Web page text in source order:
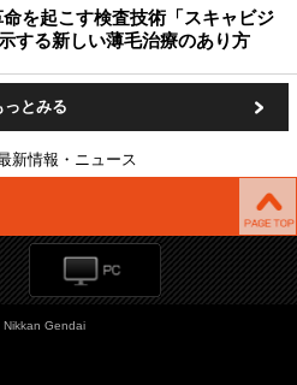
を起こす検査技術「スキャビジ
する新しい薄毛治療のあり方
っとみる
新情報・ニュース
Nikkan Gendai